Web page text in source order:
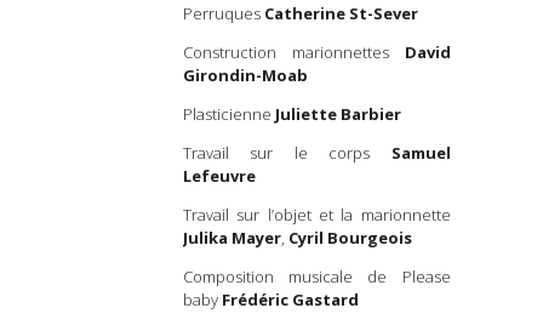
Perruques Catherine St-Sever
Construction marionnettes David
Girondin-Moab
Plasticienne Juliette Barbier
Travail sur le corps Samuel
Lefeuvre
Travail sur l’objet et la marionnette
Julika Mayer, Cyril Bourgeois
Composition musicale de Please
baby Frédéric Gastard